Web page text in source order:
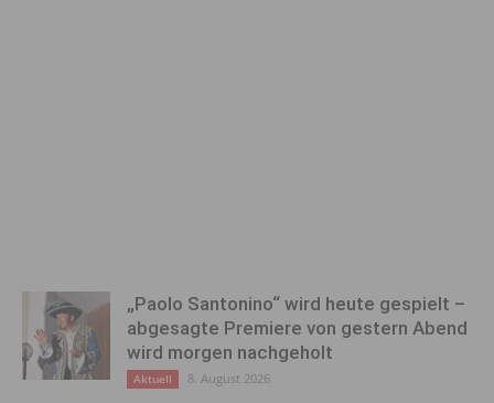
„Paolo Santonino“ wird heute gespielt –
abgesagte Premiere von gestern Abend
wird morgen nachgeholt
Aktuell 8. August 2026